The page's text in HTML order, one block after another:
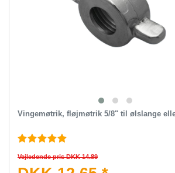
Vingemøtrik, fløjmøtrik 5/8" til ølslange
Vejledende pris DKK 14.89